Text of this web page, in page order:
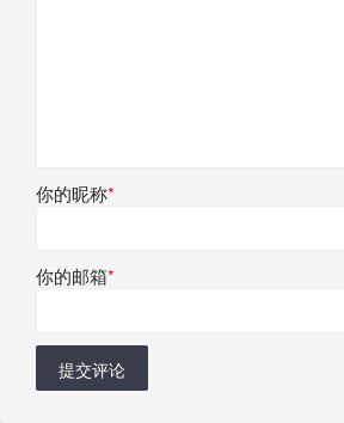
你的昵称*
你的邮箱*
提交评论